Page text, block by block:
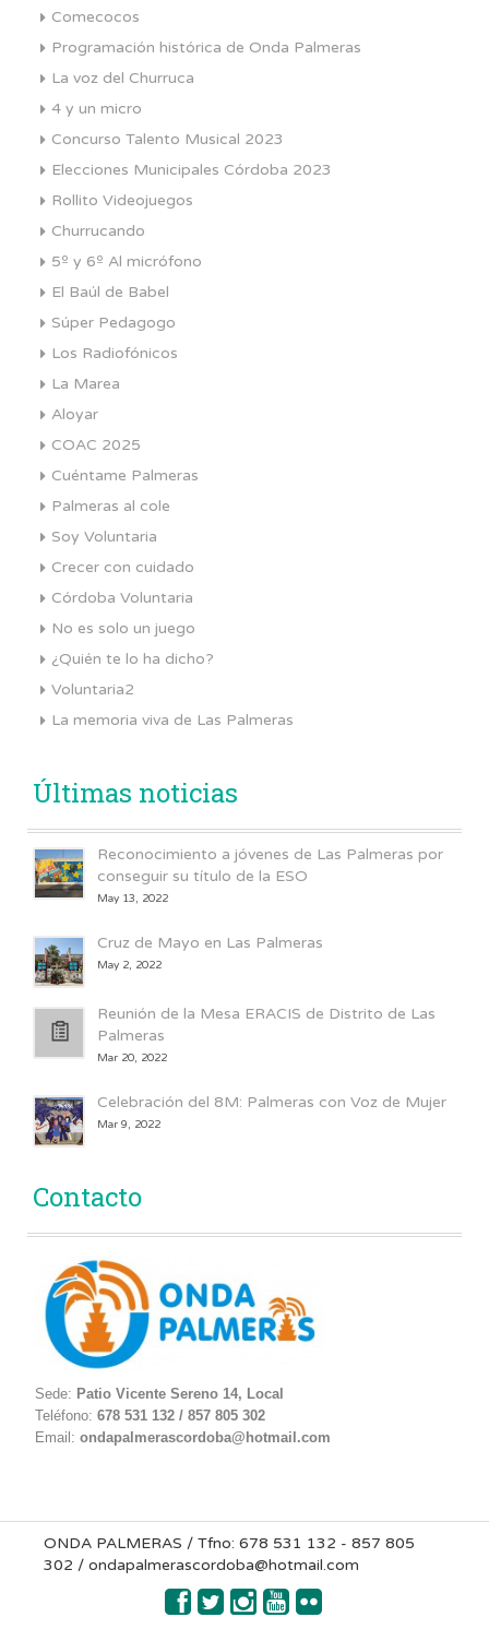
Comecocos
Programación histórica de Onda Palmeras
La voz del Churruca
4 y un micro
Concurso Talento Musical 2023
Elecciones Municipales Córdoba 2023
Rollito Videojuegos
Churrucando
5º y 6º Al micrófono
El Baúl de Babel
Súper Pedagogo
Los Radiofónicos
La Marea
Aloyar
COAC 2025
Cuéntame Palmeras
Palmeras al cole
Soy Voluntaria
Crecer con cuidado
Córdoba Voluntaria
No es solo un juego
¿Quién te lo ha dicho?
Voluntaria2
La memoria viva de Las Palmeras
Últimas noticias
Reconocimiento a jóvenes de Las Palmeras por
conseguir su título de la ESO
May 13, 2022
Cruz de Mayo en Las Palmeras
May 2, 2022
Reunión de la Mesa ERACIS de Distrito de Las
Palmeras
Mar 20, 2022
Celebración del 8M: Palmeras con Voz de Mujer
Mar 9, 2022
Contacto
Sede: Patio Vicente Sereno 14, Local
Teléfono: 678 531 132 / 857 805 302
Email: ondapalmerascordoba@hotmail.com
ONDA PALMERAS / Tfno: 678 531 132 - 857 805
302 / ondapalmerascordoba@hotmail.com